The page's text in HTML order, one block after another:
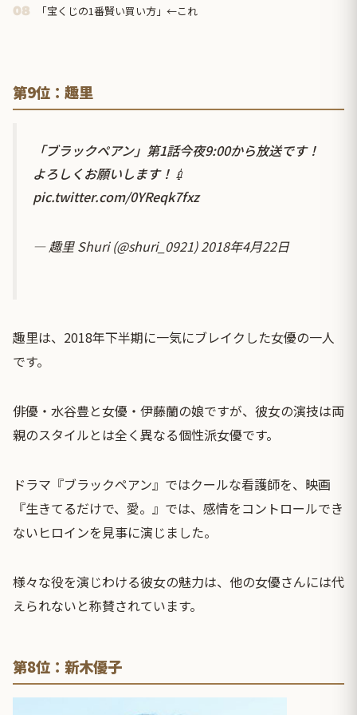
08 「宝くじの1番賢い買い方」←これ
第9位：趣里
「ブラックペアン」第1話今夜9:00から放送です！
よろしくお願いします！💉
pic.twitter.com/0YReqk7fxz
— 趣里 Shuri (@shuri_0921)2018年4月22日
趣里は、2018年下半期に一気にブレイクした女優の一人
です。
俳優・水谷豊と女優・伊藤蘭の娘ですが、彼女の演技は両
親のスタイルとは全く異なる個性派女優です。
ドラマ『ブラックペアン』ではクールな看護師を、映画
『生きてるだけで、愛。』では、感情をコントロールでき
ないヒロインを見事に演じました。
様々な役を演じわける彼女の魅力は、他の女優さんには代
えられないと称賛されています。
第8位：新木優子